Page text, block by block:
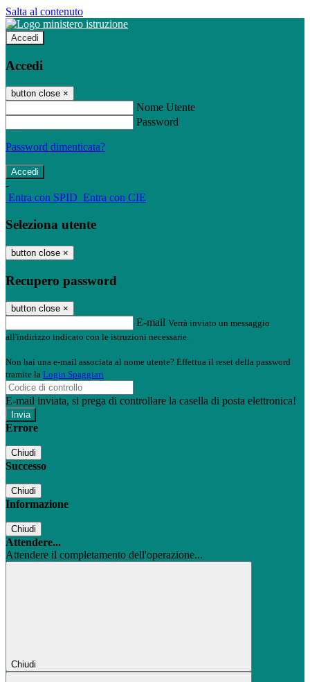
Salta al contenuto
Accedi
Accedi
button close ×
Nome Utente
Password
Password dimenticata?
-
Entra con SPID Entra con CIE
Seleziona utente
button close ×
Recupero password
button close ×
E-mail Verrà inviato un messaggio
all'indirizzo indicato con le istruzioni necessarie.
Non hai una e-mail associata al nome utente? Effettua il reset della password
tramite la Login Spaggiari
E-mail inviata, si prega di controllare la casella di posta elettronica!
Errore
Chiudi
Successo
Chiudi
Informazione
Chiudi
Attendere...
Attendere il completamento dell'operazione...
Chiudi